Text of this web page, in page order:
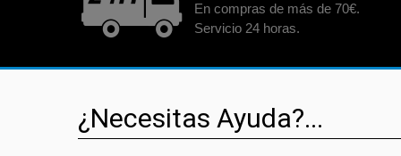
En compras de más de 70€.
Servicio 24 horas.
¿Necesitas Ayuda?...